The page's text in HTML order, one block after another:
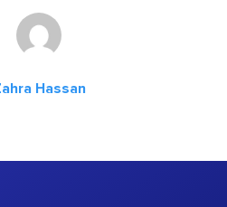
Hassan